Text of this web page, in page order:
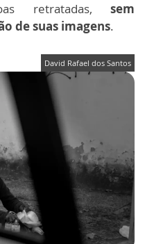
retratadas, sem
de suas imagens.
David Rafael dos Santos